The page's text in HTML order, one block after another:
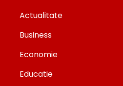
Actualitate
Business
Economie
Educatie